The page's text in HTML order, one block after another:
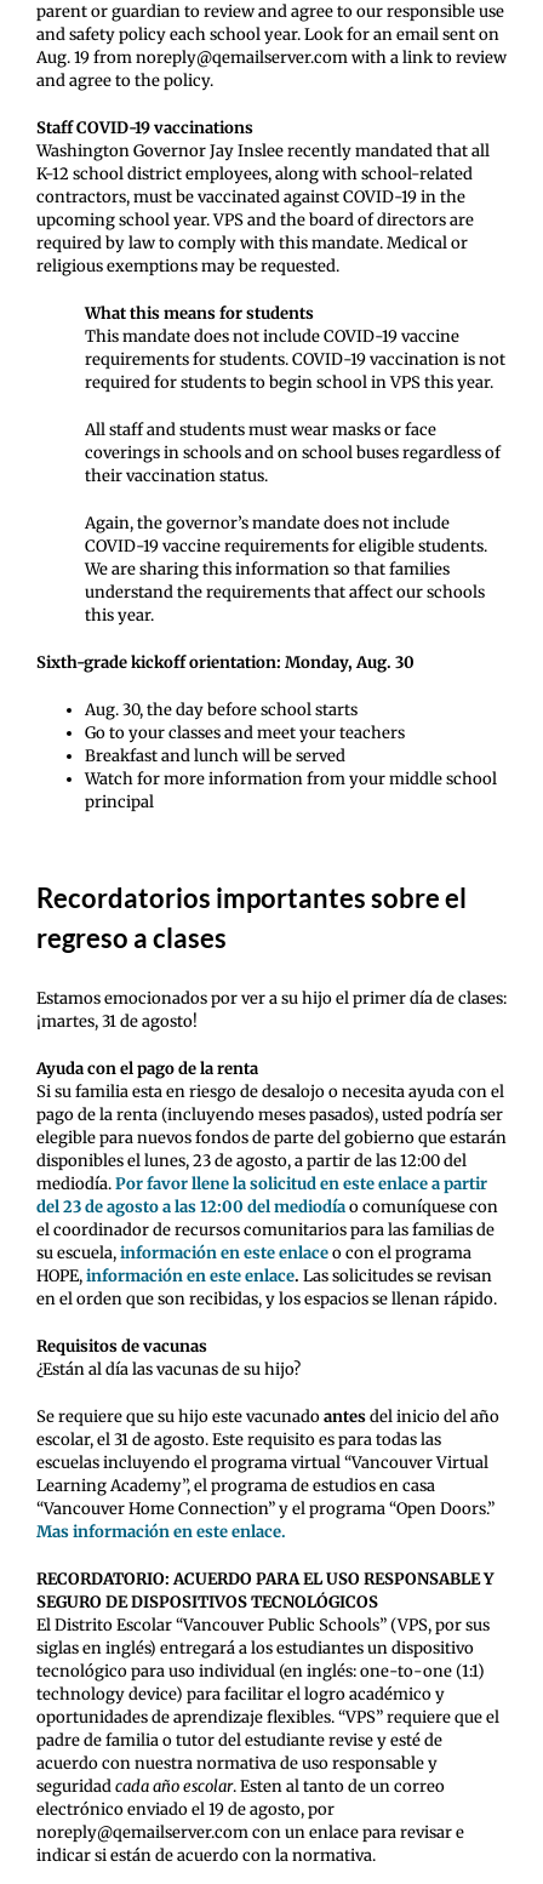
parent or guardian to review and agree to our responsible use
and safety policy each school year. Look for an email sent on
Aug. 19 from noreply@qemailserver.com with a link to review
and agree to the policy.
Staff COVID-19 vaccinations
Washington Governor Jay Inslee recently mandated that all
K-12 school district employees, along with school-related
contractors, must be vaccinated against COVID-19 in the
upcoming school year. VPS and the board of directors are
required by law to comply with this mandate. Medical or
religious exemptions may be requested.
What this means for students
This mandate does not include COVID-19 vaccine
requirements for students. COVID-19 vaccination is not
required for students to begin school in VPS this year.
All staff and students must wear masks or face
coverings in schools and on school buses regardless of
their vaccination status.
Again, the governor’s mandate does not include
COVID-19 vaccine requirements for eligible students.
We are sharing this information so that families
understand the requirements that affect our schools
this year.
Sixth-grade kickoff orientation: Monday, Aug. 30
Aug. 30, the day before school starts
Go to your classes and meet your teachers
Breakfast and lunch will be served
Watch for more information from your middle school
principal
Recordatorios importantes sobre el
regreso a clases
Estamos emocionados por ver a su hijo el primer día de clases:
¡martes, 31 de agosto!
Ayuda con el pago de la renta
Si su familia esta en riesgo de desalojo o necesita ayuda con el
pago de la renta (incluyendo meses pasados), usted podría ser
elegible para nuevos fondos de parte del gobierno que estarán
disponibles el lunes, 23 de agosto, a partir de las 12:00 del
mediodía.Por favor llene la solicitud en este enlacea partir
del 23 de agosto a las 12:00 del mediodíao comuníquese con
el coordinador de recursos comunitarios para las familias de
su escuela,información en este enlaceo con el programa
HOPE,información en este enlace. Las solicitudes se revisan
en el orden que son recibidas, y los espacios se llenan rápido.
Requisitos de vacunas
¿Están al día las vacunas de su hijo?
Se requiere que su hijo este vacunadoantesdel inicio del año
escolar, el 31 de agosto. Este requisito es para todas las
escuelas incluyendo el programa virtual “Vancouver Virtual
Learning Academy”, el programa de estudios en casa
“Vancouver Home Connection” y el programa “Open Doors.”
Mas información en este enlace.
RECORDATORIO: ACUERDO PARA EL USO RESPONSABLE Y
SEGURO DE DISPOSITIVOS TECNOLÓGICOS
El Distrito Escolar “Vancouver Public Schools” (VPS, por sus
siglas en inglés) entregará a los estudiantes un dispositivo
tecnológico para uso individual (en inglés: one-to-one (1:1)
technology device) para facilitar el logro académico y
oportunidades de aprendizaje flexibles. “VPS” requiere que el
padre de familia o tutor del estudiante revise y esté de
acuerdo con nuestra normativa de uso responsable y
seguridadcada año escolar.Esten al tanto de un correo
electrónico enviado el 19 de agosto, por
noreply@qemailserver.com con un enlace para revisar e
indicar si están de acuerdo con la normativa.